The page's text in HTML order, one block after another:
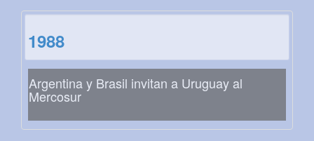
1988
Argentina y Brasil invitan a Uruguay al
Mercosur